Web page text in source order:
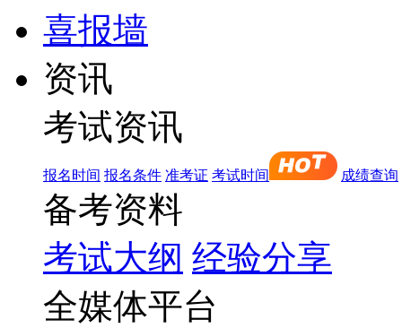
喜报墙
资讯
考试资讯
报名时间 报名条件 准考证 考试时间 成绩查询
备考资料
考试大纲 经验分享
全媒体平台